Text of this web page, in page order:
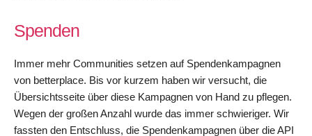
Spenden
Immer mehr Communities setzen auf Spendenkampagnen
von betterplace. Bis vor kurzem haben wir versucht, die
Übersichtsseite über diese Kampagnen von Hand zu pflegen.
Wegen der großen Anzahl wurde das immer schwieriger. Wir
fassten den Entschluss, die Spendenkampagnen über die API